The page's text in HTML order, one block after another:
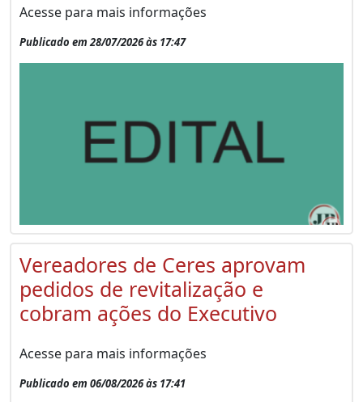
Acesse para mais informações
Publicado em 28/07/2026 às 17:47
Vereadores de Ceres aprovam
pedidos de revitalização e
cobram ações do Executivo
Acesse para mais informações
Publicado em 06/08/2026 às 17:41